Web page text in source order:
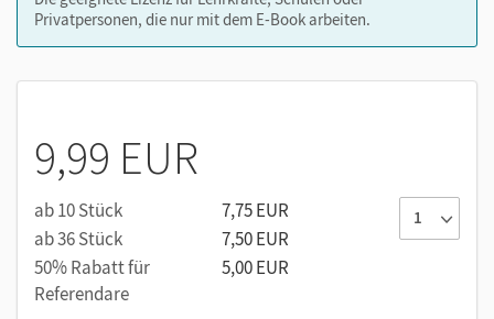
Hörtexte zu literarischen Texten und Sachtexten
Privatpersonen, die nur mit dem E-Book arbeiten.
9,99 EUR
ab 10 Stück
7,75 EUR
ab 36 Stück
7,50 EUR
50% Rabatt für
Referendare
5,00 EUR